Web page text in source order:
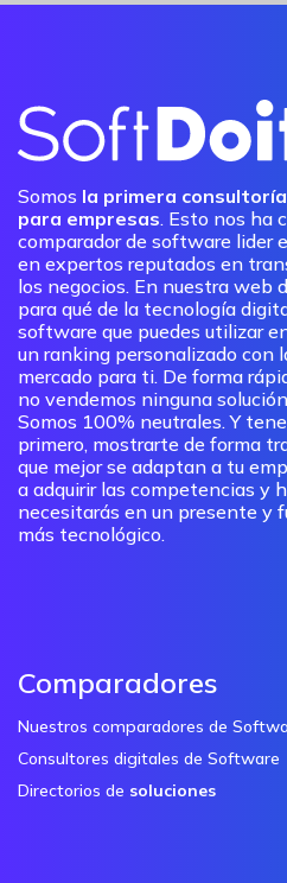
Somos la primera
para empresas. Esto nos ha
comparador de software lider
en expertos reputados en
los negocios. En nuestra web
para qué de la tecnología
software que puedes utilizar
un ranking personalizado con
mercado para ti. De forma
no vendemos ninguna
Somos 100% neutrales. Y
primero, mostrarte de forma
que mejor se adaptan a tu
a adquirir las competencias y
necesitarás en un presente y
más tecnológico.
Comparadores
Nuestros comparadores de
Consultores digitales de Software
Directorios de soluciones